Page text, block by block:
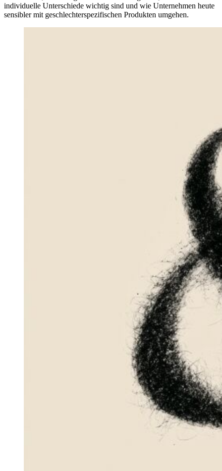
individuelle Unterschiede wichtig sind und wie Unternehmen heute
sensibler mit geschlechterspezifischen Produkten umgehen.